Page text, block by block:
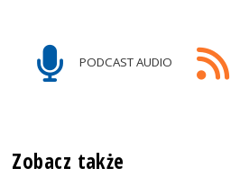
PODCAST AUDIO
Zobacz także